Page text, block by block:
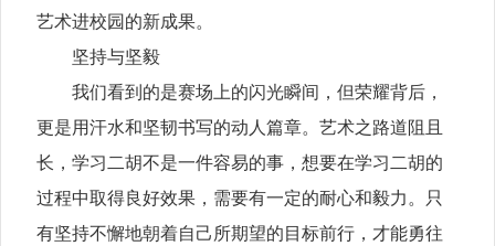
艺术进校园的新成果。
坚持与坚毅
我们看到的是赛场上的闪光瞬间，但荣耀背后，
更是用汗水和坚韧书写的动人篇章。艺术之路道阻且
长，学习二胡不是一件容易的事，想要在学习二胡的
过程中取得良好效果，需要有一定的耐心和毅力。只
有坚持不懈地朝着自己所期望的目标前行，才能勇往